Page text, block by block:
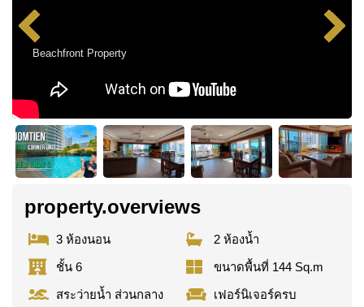
Beachfront Property
property.overviews
3 ห้องนอน
2 ห้องน้ำ
ชั้น 6
ขนาดพื้นที่ 144 Sq.m
สระว่ายน้ำ ส่วนกลาง
เฟอร์นิเจอร์ครบ